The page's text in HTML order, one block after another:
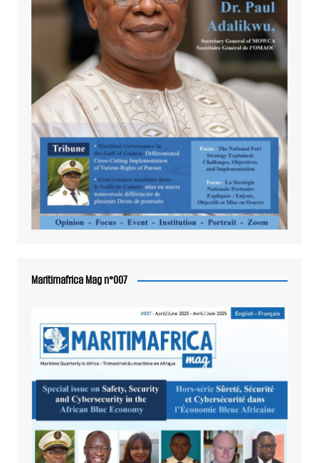
Maritimafrica Mag n°007